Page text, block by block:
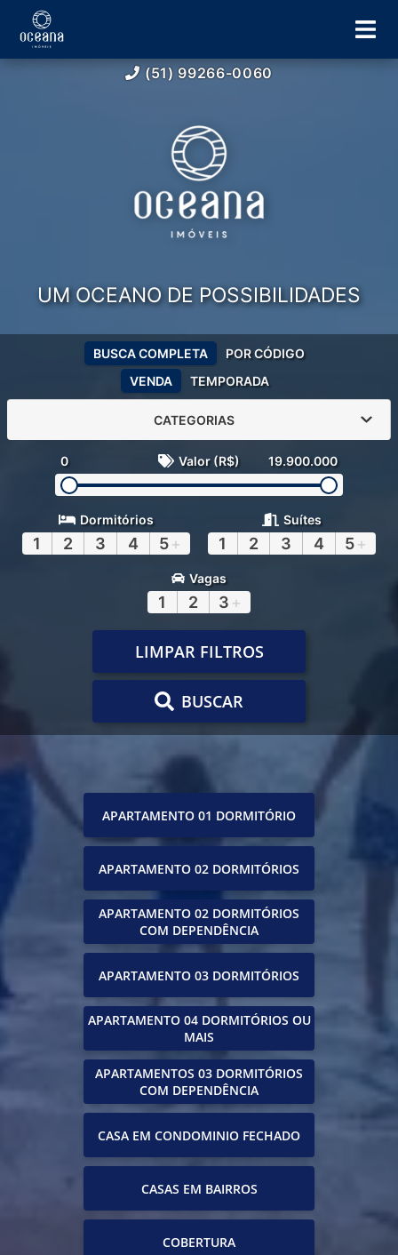
(51) 99266-0060
UM OCEANO DE POSSIBILIDADES
VENDA TEMPORADA
BUSCA COMPLETA POR CÓDIGO
CATEGORIAS
0 Valor (R$) 19.900.000
Dormitórios
1 2 3 4 5+
Suítes
1 2 3 4 5+
Vagas
1 2 3 +
LIMPAR FILTROS
BUSCAR
APARTAMENTO 01 DORMITÓRIO
APARTAMENTO 02 DORMITÓRIOS
APARTAMENTO 02 DORMITÓRIOS
COM DEPENDÊNCIA
APARTAMENTO 03 DORMITÓRIOS
APARTAMENTO 04 DORMITÓRIOS OU
MAIS
APARTAMENTOS 03 DORMITÓRIOS
COM DEPENDÊNCIA
CASA EM CONDOMINIO FECHADO
CASAS EM BAIRROS
COBERTURA